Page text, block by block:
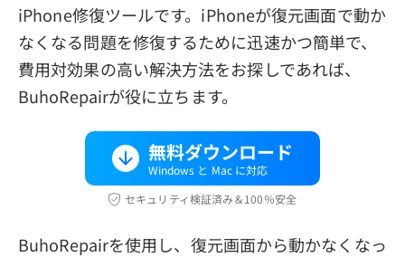
iPhone修復ツールです。iPhoneが復元画面で動か
なくなる問題を修復するために迅速かつ簡単で、
費用対効果の高い解決方法をお探しであれば、
BuhoRepairが役に立ちます。
無料ダウンロード
Windows と Mac に対応
セキュリティ検証済み＆100％安全
BuhoRepairを使用し、復元画面から動かなくなっ